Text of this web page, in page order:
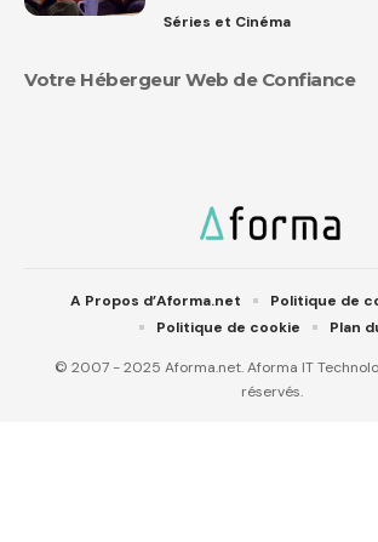
Séries et Cinéma
Votre Hébergeur Web de Confiance
© 2007 - 2025 Aforma.net. Aforma IT
réservés.
A Propos d’Aforma.net
Politique de
Politique de cookie
Plan